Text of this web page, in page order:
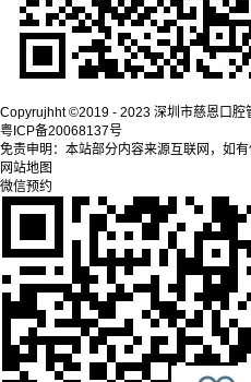
Copyrujhht ©2019 - 2023 深圳市慈恩口腔
粤ICP备20068137号
免责申明：本站部分内容来源互联网，如
网站地图
微信预约